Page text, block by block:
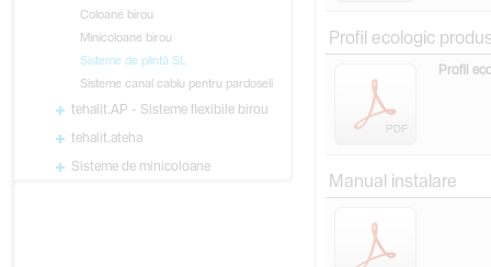
Coloane birou
Minicoloane birou
Sisteme de plintă SL
Sisteme canal cablu pentru pardoseli
tehalit.AP - Sisteme flexibile birou
tehalit.ateha
Sisteme de minicoloane
Profil ecologic
Profil
Manual instalare